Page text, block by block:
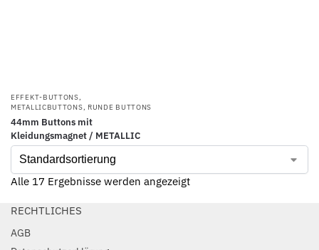
EFFEKT-BUTTONS,
METALLICBUTTONS, RUNDE BUTTONS
44mm Buttons mit
Kleidungsmagnet / METALLIC
Alle 17 Ergebnisse werden angezeigt
RECHTLICHES
AGB